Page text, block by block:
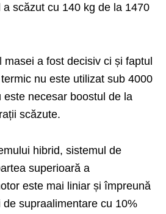
scăzut cu 140 kg de la 1470
masei a fost decisiv ci și faptul
nu este utilizat sub 4000
este necesar boostul de la
scăzute.
hibrid, sistemul de
superioară a
este mai liniar și împreună
supraalimentare cu 10%